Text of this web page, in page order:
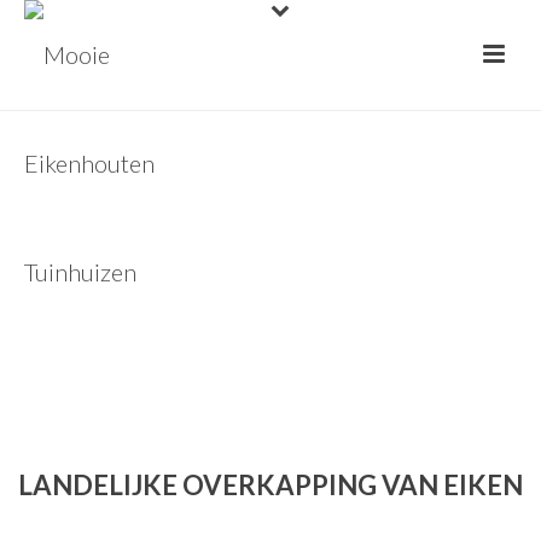
LANDELIJKE OVERKAPPING VAN EIKEN